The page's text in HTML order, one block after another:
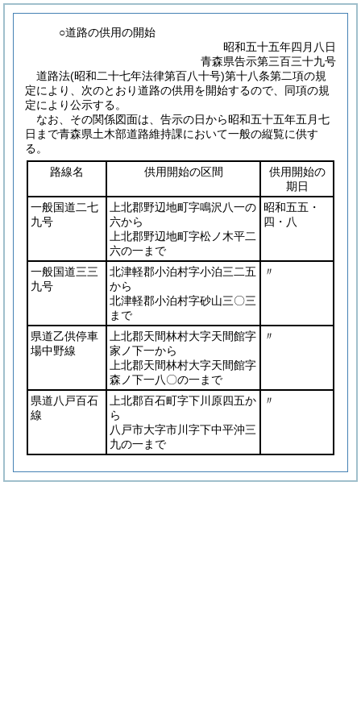
○道路の供用の開始
昭和五十五年四月八日
青森県告示第三百三十九号
道路法(昭和二十七年法律第百八十号)第十八条第二項の規
定により、次のとおり道路の供用を開始するので、同項の規
定により公示する。
なお、その関係図面は、告示の日から昭和五十五年五月七
日まで青森県土木部道路維持課において一般の縦覧に供す
る。
路線名
供用開始の区間
供用開始の
期日
一般国道二七
九号
上北郡野辺地町字鳴沢八一の
六から
上北郡野辺地町字松ノ木平二
六の一まで
昭和五五・
四・八
一般国道三三
九号
北津軽郡小泊村字小泊三二五
から
北津軽郡小泊村字砂山三〇三
まで
〃
県道乙供停車
場中野線
上北郡天間林村大字天間館字
家ノ下一から
上北郡天間林村大字天間館字
森ノ下一八〇の一まで
〃
県道八戸百石
線
上北郡百石町字下川原四五か
ら
八戸市大字市川字下中平沖三
九の一まで
〃